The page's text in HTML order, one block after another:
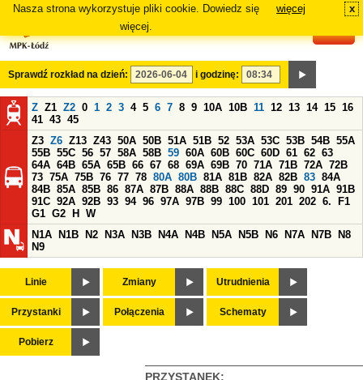
Nasza strona wykorzystuje pliki cookie. Dowiedz się
więcej.
więcej x
Sprawdź rozkład na dzień: i godzinę:
Z Z1 Z2 0 1 2 3 4 5 6 7 8 9 10A 10B 11 12 13 14 15 16
41 43 45
Z3 Z6 Z13 Z43 50A 50B 51A 51B 52 53A 53C 53B 54B 55A
55B 55C 56 57 58A 58B 59 60A 60B 60C 60D 61 62 63
64A 64B 65A 65B 66 67 68 69A 69B 70 71A 71B 72A 72B
73 75A 75B 76 77 78 80A 80B 81A 81B 82A 82B 83 84A
84B 85A 85B 86 87A 87B 88A 88B 88C 88D 89 90 91A 91B
91C 92A 92B 93 94 96 97A 97B 99 100 101 201 202 6.
F1
G1 G2 H
W
N1A
N1B N2 N3A N3B N4A N4B N5A N5B N6 N7A N7B
N8
N9
Linie Zmiany Utrudnienia
Przystanki Połączenia Schematy
Pobierz
PRZYSTANEK: